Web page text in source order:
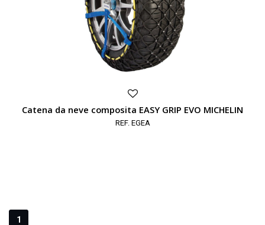
Catena da neve composita EASY GRIP EVO MICHELIN
REF. EGEA
1